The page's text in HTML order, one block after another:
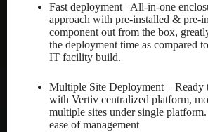
Fast deployment– All-in-one
approach with pre-installed & pre-
component out from the box,
the deployment time as compared
IT facility build.
Multiple Site Deployment – Ready
with Vertiv centralized platform,
multiple sites under single
ease of management